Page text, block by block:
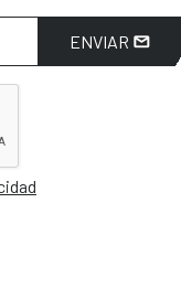
ENVIAR